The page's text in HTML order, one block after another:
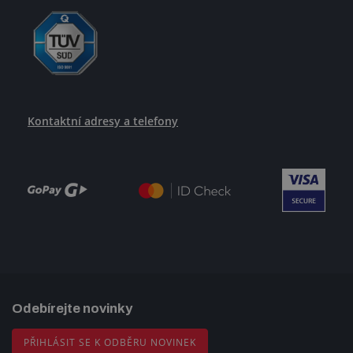
Kontaktní adresy a telefony
Odebírejte novinky
PŘIHLÁSIT SE K ODBĚRU NOVINEK